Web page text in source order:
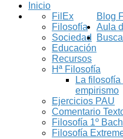
Inicio
Blog
FilEx
Filosofía
Sociedad
Educación
Recursos
Aula
Hª Filosofía
La
empirismo
Ejercicios PAU
Comentario
Filosofía 1º Bach
Filosofía